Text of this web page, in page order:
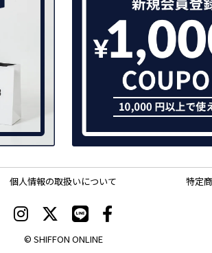
個人情報の取扱いについて 特定
© SHIFFON ONLINE